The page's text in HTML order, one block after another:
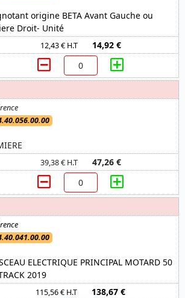
origine BETA Avant Gauche ou
Droit- Unité
12,43 € H.T 14,92 €
39,38 € H.T 47,26 €
ELECTRIQUE PRINCIPAL MOTARD 50
2019
115,56 € H.T 138,67 €